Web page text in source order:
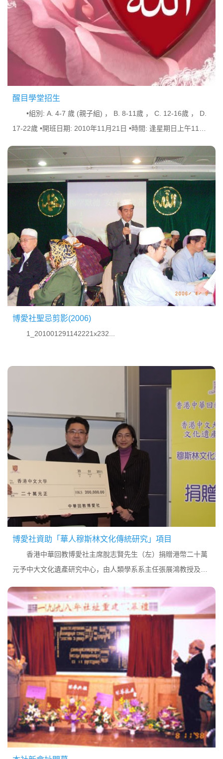
醒目學堂招生
•組別: A. 4-7 歲 (親子組) ， B. 8-11歲 ， C. 12-16歲 ， D.
17-22歲 •開班日期: 2010年11月21日 •時間: 逢星期日上午11時
博愛社聖忌剪影(2006)
1_201001291142221x232...
博愛社資助「華人穆斯林文化傳統研究」項目
香港中華回教博愛社主席脫志賢先生（左）捐贈港幣二十萬
元予中大文化遺產研究中心，由人類學系系主任張展鴻教授及拓
中大人類學系啟動「華人穆斯林文化傳統研究」...